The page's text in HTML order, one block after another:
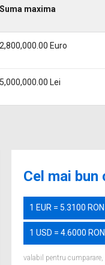
Suma maxima
2,800,000.00 Euro
5,000,000.00 Lei
Cel mai bun
1 EUR = 5.3100 RON
1 USD = 4.6000 RON
valabil pentru cumparare,